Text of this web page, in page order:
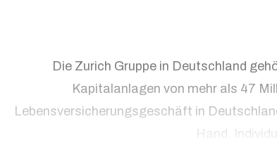
Die Zurich Gruppe in Deutschland
Kapitalanlagen von mehr als 47
Lebensversicherungsgeschäft in
Hand.